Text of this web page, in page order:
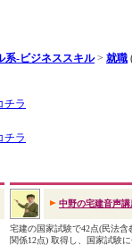
系-ビジネススキル> 就職
チラ
チラ
中野の宅建音声講
宅建の国家試験で42点(民法含
関係12点) 取得し、国家試験